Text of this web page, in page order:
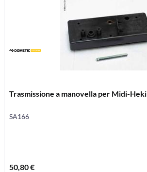
Trasmissione a manovella per Midi-Heki
SA166
50,80 €